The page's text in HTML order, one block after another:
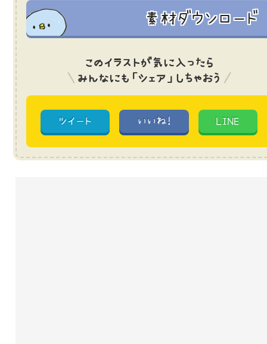
素材ダウンロード
このイラストが気に入ったら
みんなにも「シェア」しちゃおう
ツイート いいね! LINE